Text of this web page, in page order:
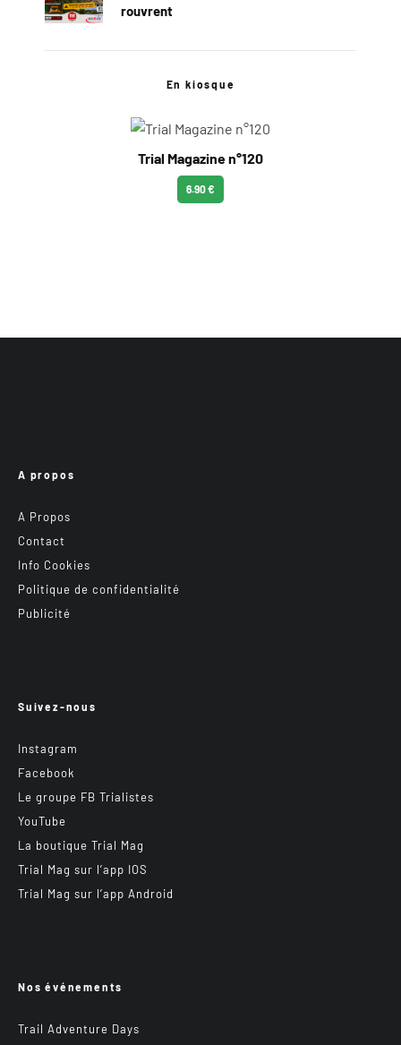
rouvrent
En kiosque
Trial Magazine n°120
6.90 €
A propos
A Propos
Contact
Info Cookies
Politique de confidentialité
Publicité
Suivez-nous
Instagram
Facebook
Le groupe FB Trialistes
YouTube
La boutique Trial Mag
Trial Mag sur l’app IOS
Trial Mag sur l’app Android
Nos événements
Trail Adventure Days